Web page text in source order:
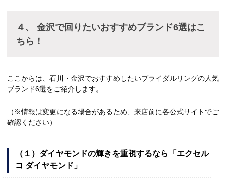
４、 金沢で回りたいおすすめブランド6選はこ
ちら！
ここからは、石川・金沢でおすすめしたいブライダルリングの人気
ブランド6選をご紹介します。
（※情報は変更になる場合があるため、来店前に各公式サイトでご
確認ください）
（１）ダイヤモンドの輝きを重視するなら「エクセル
コ ダイヤモンド」